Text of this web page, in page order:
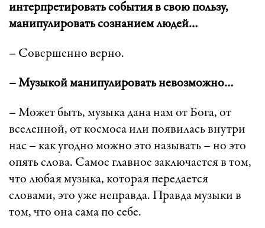
интерпретировать события в свою пользу,
манипулировать сознанием людей…
– Совершенно верно.
– Музыкой манипулировать невозможно…
– Может быть, музыка дана нам от Бога, от
вселенной, от космоса или появилась внутри
нас – как угодно можно это называть – но это
опять слова. Самое главное заключается в том,
что любая музыка, которая передается
словами, это уже неправда. Правда музыки в
том, что она сама по себе.